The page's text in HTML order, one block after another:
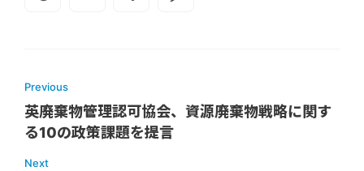
Previous
英廃棄物管理認可協会、資源廃棄物戦略に関す
る10の政策課題を提言
Next